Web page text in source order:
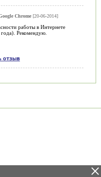
Chrome[20-06-2014]
работы в Интернете
Рекомендую.
отзыв